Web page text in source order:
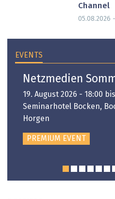
Channel
05.08.2026
EVENTS
Netzmedien
19. August 2026 - 18:00
Seminarhotel Bocken,
Horgen
PREMIUM EVENT